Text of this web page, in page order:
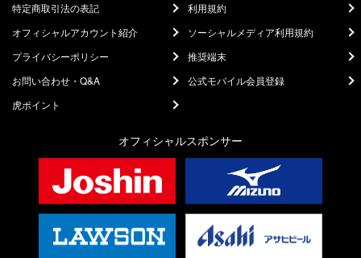
特定商取引法の表記
利用規約
オフィシャルアカウント紹介
ソーシャルメディア利用規約
プライバシーポリシー
推奨端末
お問い合わせ・Q&A
公式モバイル会員登録
虎ポイント
オフィシャルスポンサー